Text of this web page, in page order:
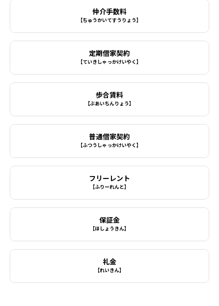
仲介手数料
【ちゅうかいてすうりょう】
定期借家契約
【ていきしゃっかけいやく】
歩合賃料
【ぶあいちんりょう】
普通借家契約
【ふつうしゃっかけいやく】
フリーレント
【ふりーれんと】
保証金
【ほしょうきん】
礼金
【れいきん】